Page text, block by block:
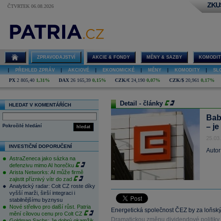
ČTVRTEK 06.08.2026
ZPRAVODAJSTVÍ AKCIE & FONDY MĚNY & SAZBY
PŘEHLED ZPRÁV AKCIOVÉ EKONOMICKÉ MĚNY KOMODITY
PX 2 805,40 1,31% DAX 26 165,39 0,15% CZK/€ 24,190 0,07% CZK/$ 20,961 0,17%
HLEDAT V KOMENTÁŘÍCH
hledat
Pokročilé hledání
INVESTIČNÍ DOPORUČENÍ
AstraZeneca jako sázka na
defenzivu mimo AI horečku
Arista Networks: AI může firmě
zajistit příznivý vítr do zad
Analytický radar: Colt CZ roste díky
vyšší marži, širší integraci i
stabilnějšímu byznysu
Nové střelivo pro další růst. Patria
mění cílovou cenu pro Colt CZ
Detail - články
–
Energetická společnost ČEZ by za
Dramatickou změnu dividendové